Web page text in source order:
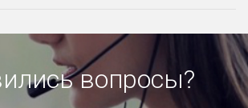
вопросы?